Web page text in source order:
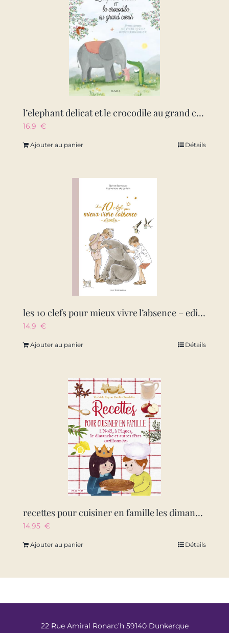
l’elephant delicat et le crocodile au grand coeur… decouvrir les vertus qui rendent heureux dans l
16.9 €
Ajouter au panier Détails
les 10 clefs pour mieux vivre l’absence – edition illustree
14.9 €
Ajouter au panier Détails
recettes pour cuisiner en famille les dimanches et fetes carillonnees
14.95 €
Ajouter au panier Détails
22 Rue Amiral Ronarc’h 59140 Dunkerque